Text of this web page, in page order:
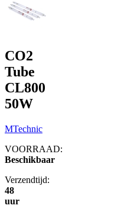
CO2
Tube
CL800
50W
MTechnic
VOORRAAD:
Beschikbaar
Verzendtijd:
48
uur